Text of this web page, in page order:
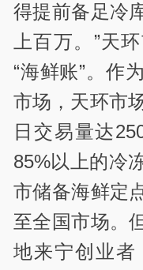
得提前备足冷
上百万。”天
“海鲜账”。作
市场，天环市
日交易量达
85%以上的冷
市储备海鲜定
至全国市场。
地来宁创业者